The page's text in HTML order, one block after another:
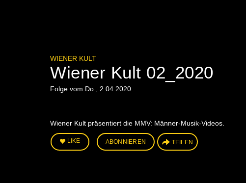
WIENER KULT
Wiener Kult 02_2020
Folge vom Do., 2.04.2020
Wiener Kult präsentiert die MMV: Männer-Musik-Videos.
LIKE ABONNIEREN TEILEN